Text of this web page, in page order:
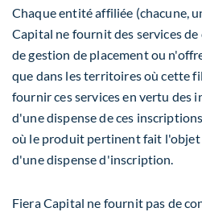
Chaque entité affiliée (chacune,
Capital ne fournit des services
de gestion de placement ou
que dans les territoires où cette
fournir ces services en vertu des
d'une dispense de ces
où le produit pertinent fait
d'une dispense d'inscription.
Fiera Capital ne fournit pas de